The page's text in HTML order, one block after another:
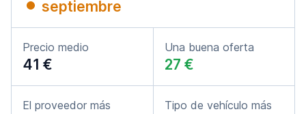
septiembre
Precio medio
41 €
Una buena oferta
27 €
El proveedor más
Tipo de vehículo más